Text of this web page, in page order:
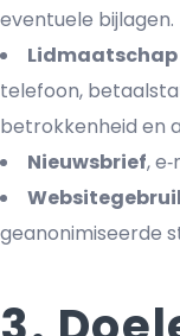
eventuele bijlagen.
Lidmaatschap
telefoon,
betrokkenheid en
Nieuwsbrief,
geanonimiseerde